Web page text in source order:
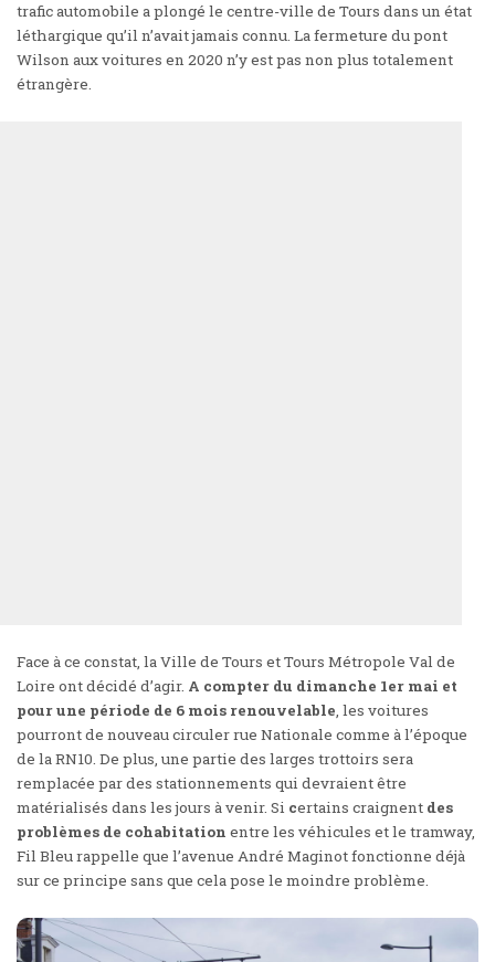
trafic automobile a plongé le centre-ville de Tours dans un état
léthargique qu’il n’avait jamais connu. La fermeture du pont
Wilson aux voitures en 2020 n’y est pas non plus totalement
étrangère.
Face à ce constat, la Ville de Tours et Tours Métropole Val de
Loire ont décidé d’agir. A compter du dimanche 1er mai et
pour une période de 6 mois renouvelable, les voitures
pourront de nouveau circuler rue Nationale comme à l’époque
de la RN10. De plus, une partie des larges trottoirs sera
remplacée par des stationnements qui devraient être
matérialisés dans les jours à venir. Si certains craignent des
problèmes de cohabitation entre les véhicules et le tramway,
Fil Bleu rappelle que l’avenue André Maginot fonctionne déjà
sur ce principe sans que cela pose le moindre problème.